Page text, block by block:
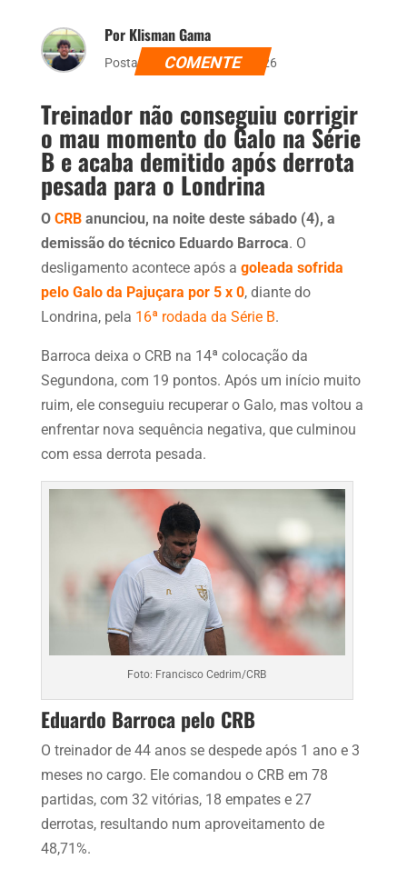
Por Klisman Gama
Postado dia 4 de julho de 2026
COMENTE
Treinador não conseguiu corrigir
o mau momento do Galo na Série
B e acaba demitido após derrota
pesada para o Londrina
O CRBanunciou, na noite deste sábado (4), a
demissão do técnico Eduardo Barroca. O
desligamento acontece após a goleada sofrida
pelo Galo da Pajuçara por 5 x 0, diante do
Londrina, pela 16ª rodada da Série B.
Barroca deixa o CRB na 14ª colocação da
Segundona, com 19 pontos. Após um início muito
ruim, ele conseguiu recuperar o Galo, mas voltou a
enfrentar nova sequência negativa, que culminou
com essa derrota pesada.
Foto: Francisco Cedrim/CRB
Eduardo Barroca pelo CRB
O treinador de 44 anos se despede após 1 ano e 3
meses no cargo. Ele comandou o CRB em 78
partidas, com 32 vitórias, 18 empates e 27
derrotas, resultando num aproveitamento de
48,71%.